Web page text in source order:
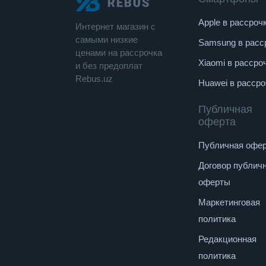
Разрешение веб-камеры (old) :720p
Сканер отпечатка пальца :есть
Конструкция
Слот замка безопасности :есть
Интернет магазин c
cамыми низкие
ценами на рассрочка
и без предоплат
Rebus.uz
Apple в
Samsung в
Xiaomi в
Huawei в
Публичная
оферта
Публичная
Договор
оферты
Маркетинговая
политика
Редакционная
политика